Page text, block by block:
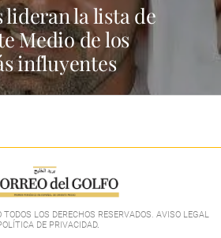
la lista de
Medio de los
influyentes
LOS DERECHOS RESERVADOS. AVISO LEGAL
DE PRIVACIDAD.